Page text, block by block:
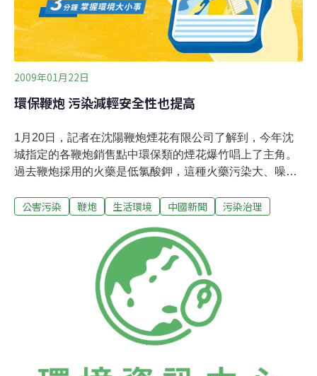
2009年01月22日
環保鞭炮 污染減輕安全性也提高
1月20日，記者在沈陽鞭炮煙花有限公司了解到，今年沈
城指定的各鞭炮銷售點中環保類的煙花爆竹唱上了主角。
過去鞭炮採用的火藥是低氯酸鉀，這種火藥污染大、噪音
等品種，噪音高達160—180分貝以上。今年沈陽市燃放煙
下來了，污染也減輕了，安全性更是大大提高。
公害污染 鞭炮 生活環境 中國新聞 污染治理